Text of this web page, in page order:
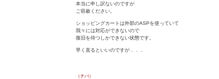
本当に申し訳ないのですが
ご容赦ください。
ショッピングカートは外部のASPを使っていて
我々には対応ができないので
復旧を待つしかできない状態です。
早く直るといいのですが．．．
（チバ）